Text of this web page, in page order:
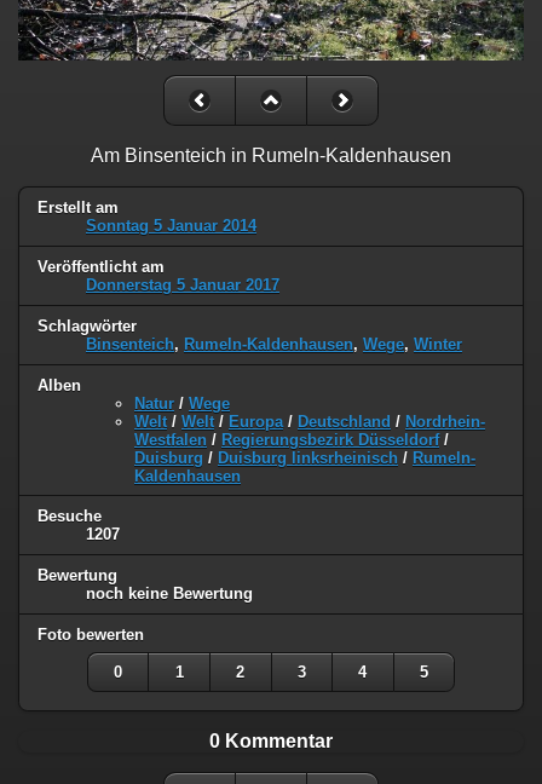
Am Binsenteich in Rumeln-Kaldenhausen
Erstellt am
Sonntag 5 Januar 2014
Veröffentlicht am
Donnerstag 5 Januar 2017
Schlagwörter
Binsenteich, Rumeln-Kaldenhausen, Wege, Winter
Alben
Natur / Wege
Welt / Welt / Europa / Deutschland / Nordrhein-
Westfalen / Regierungsbezirk Düsseldorf/
Duisburg / Duisburg linksrheinisch / Rumeln-
Kaldenhausen
Besuche
1207
Bewertung
noch keine Bewertung
Foto bewerten
0 1 2 3 4 5
0 Kommentar